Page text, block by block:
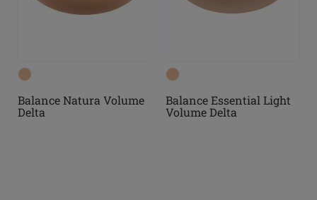
Balance Natura Volume
Delta
Balance Essential Light
Volume Delta